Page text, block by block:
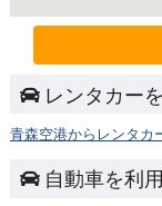
レンタカー
青森空港からレンタカ
自動車を利用